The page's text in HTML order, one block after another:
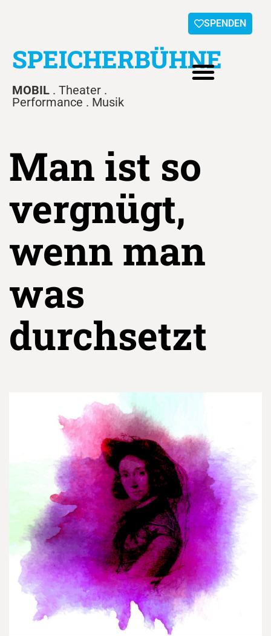
SPENDEN
SPEICHERBÜHNE
MOBIL . Theater .
Performance . Musik
Man ist so
vergnügt,
wenn man
was
durchsetzt